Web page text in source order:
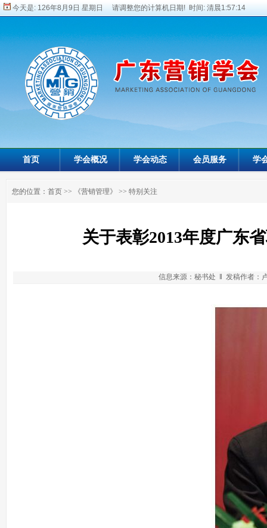
今天是: 126年8月9日 星期日 请调整您的计算机日期! 时间: 清晨1:57:15
首页 学会概况 学会动态 会员服务 学
您的位置： 首页 >> 《营销管理》 >> 特别关注
关于表彰2013年度广东
信息来源：秘书处 ‖ 发稿作者